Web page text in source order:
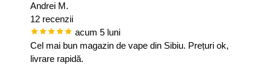
Andrei M.
12 recenzii
acum 5 luni
Cel mai bun magazin de vape din Sibiu. Prețuri ok,
livrare rapidă.